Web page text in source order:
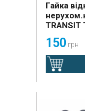
Гайка
TRANSIT
150 грн